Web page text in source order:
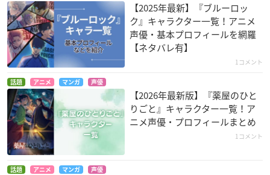
【2025年最新】『ブルーロッ
ク』キャラクター一覧！アニメ
声優・基本プロフィールを網羅
【ネタバレ有】
1コメント
話題 アニメ マンガ 声優
【2026年最新版】『薬屋のひと
りごと』キャラクター一覧！ア
ニメ声優・プロフィールまとめ
1コメント
話題 アニメ マンガ 声優